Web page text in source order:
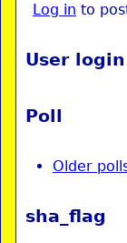
Log in to
User login
Poll
Older
sha_flag